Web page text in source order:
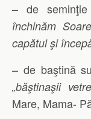
– de seminţie
închinăm
capătul şi
– de baştină
„băştinaşii
Mare, Mama-